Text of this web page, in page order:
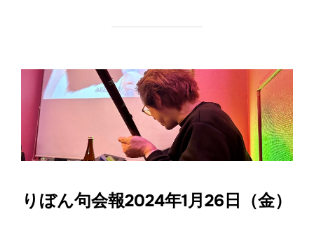
りぼん句会報2024年1月26日（金）